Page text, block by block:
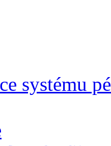
systému